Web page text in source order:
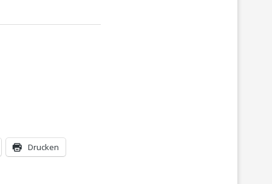
Drucken